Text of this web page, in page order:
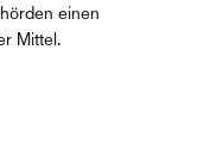
einen
Mittel.